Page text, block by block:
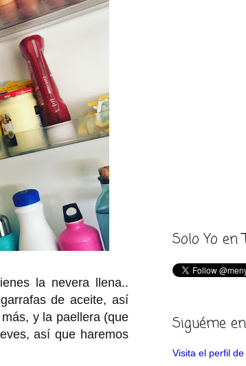
la nevera llena..
de aceite, así
y la paellera (que
así que haremos
Solo Yo en
Siguéme
Visita el perfil